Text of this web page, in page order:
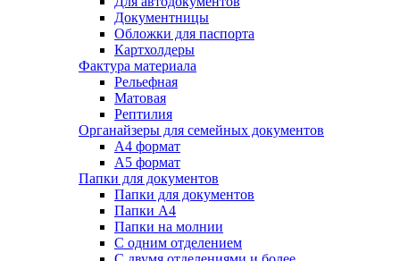
Документницы
Обложки для паспорта
Картхолдеры
Фактура материала
Рельефная
Матовая
Рептилия
Органайзеры для семейных документов
А4 формат
А5 формат
Папки для документов
Папки для документов
Папки А4
Папки на молнии
С одним отделением